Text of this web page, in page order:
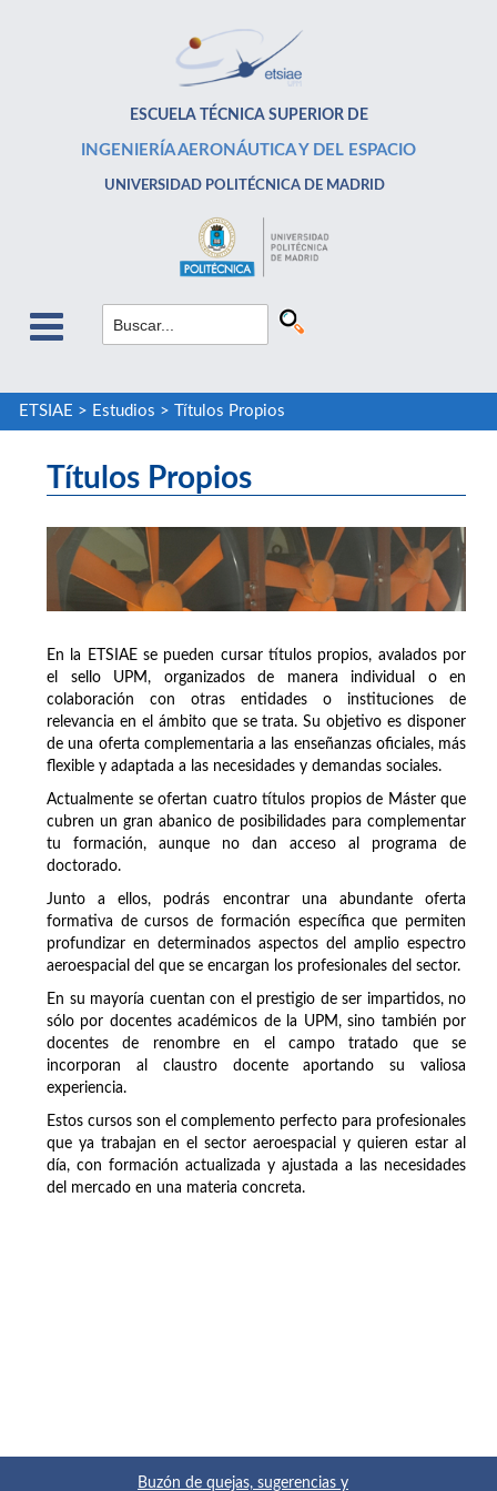
ESCUELA TÉCNICA SUPERIOR DE
INGENIERÍA AERONÁUTICA Y DEL ESPACIO
UNIVERSIDAD POLITÉCNICA DE MADRID
ETSIAE > Estudios > Títulos Propios
Títulos Propios
En la ETSIAE se pueden cursar títulos propios, avalados por
el sello UPM, organizados de manera individual o en
colaboración con otras entidades o instituciones de
relevancia en el ámbito que se trata. Su objetivo es disponer
de una oferta complementaria a las enseñanzas oficiales, más
flexible y adaptada a las necesidades y demandas sociales.
Actualmente se ofertan cuatro títulos propios de Máster que
cubren un gran abanico de posibilidades para complementar
tu formación, aunque no dan acceso al programa de
doctorado.
Junto a ellos, podrás encontrar una abundante oferta
formativa de cursos de formación específica que permiten
profundizar en determinados aspectos del amplio espectro
aeroespacial del que se encargan los profesionales del sector.
En su mayoría cuentan con el prestigio de ser impartidos, no
sólo por docentes académicos de la UPM, sino también por
docentes de renombre en el campo tratado que se
incorporan al claustro docente aportando su valiosa
experiencia.
Estos cursos son el complemento perfecto para profesionales
que ya trabajan en el sector aeroespacial y quieren estar al
día, con formación actualizada y ajustada a las necesidades
del mercado en una materia concreta.
Buzón de quejas, sugerencias y